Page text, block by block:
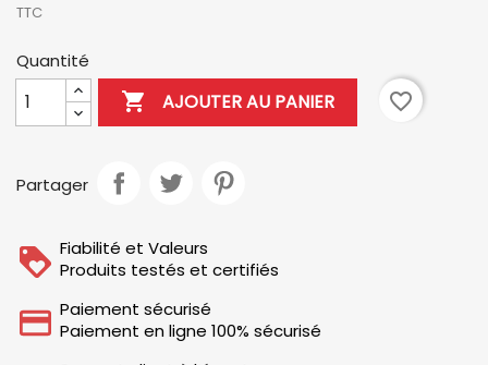
TTC
Quantité
 AJOUTER AU PANIER favorite_border
Partager
Fiabilité et Valeurs
Produits testés et certifiés
Paiement sécurisé
Paiement en ligne 100% sécurisé